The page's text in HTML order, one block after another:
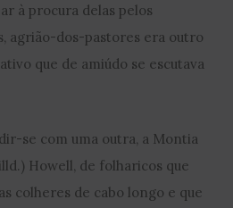
à procura delas pelos
agrião-dos-pastores era outro
que de amiúdo se escutava
se com uma outra, a Montia
Howell, de folharicos que
colheres de cabo longo e que